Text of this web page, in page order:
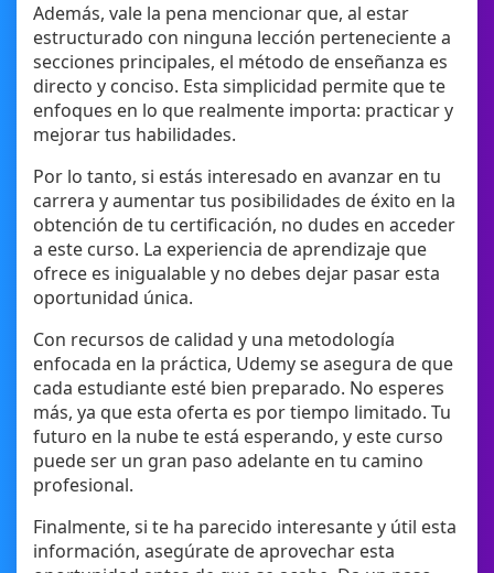
Además, vale la pena mencionar que, al estar
estructurado con ninguna lección perteneciente a
secciones principales, el método de enseñanza es
directo y conciso. Esta simplicidad permite que te
enfoques en lo que realmente importa: practicar y
mejorar tus habilidades.
Por lo tanto, si estás interesado en avanzar en tu
carrera y aumentar tus posibilidades de éxito en la
obtención de tu certificación, no dudes en acceder
a este curso. La experiencia de aprendizaje que
ofrece es inigualable y no debes dejar pasar esta
oportunidad única.
Con recursos de calidad y una metodología
enfocada en la práctica, Udemy se asegura de que
cada estudiante esté bien preparado. No esperes
más, ya que esta oferta es por tiempo limitado. Tu
futuro en la nube te está esperando, y este curso
puede ser un gran paso adelante en tu camino
profesional.
Finalmente, si te ha parecido interesante y útil esta
información, asegúrate de aprovechar esta